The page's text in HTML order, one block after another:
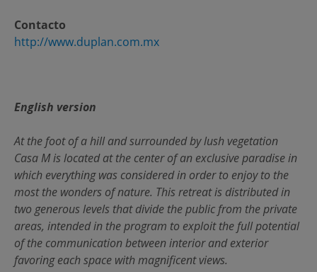
Contacto
http://www.duplan.com.mx
English version
At the foot of a hill and surrounded by lush vegetation
Casa M is located at the center of an exclusive paradise in
which everything was considered in order to enjoy to the
most the wonders of nature. This retreat is distributed in
two generous levels that divide the public from the private
areas, intended in the program to exploit the full potential
of the communication between interior and exterior
favoring each space with magnificent views.